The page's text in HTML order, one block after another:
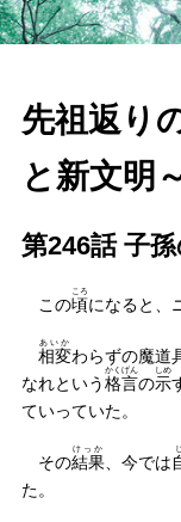
先祖返り
と新文明
第246話 子
この頃
ころ
になると、
相変
あいか
わらずの魔道
なれという格言
かくげん
の示
しめ
ていっていた。
その結果
けっか
、今では
た。